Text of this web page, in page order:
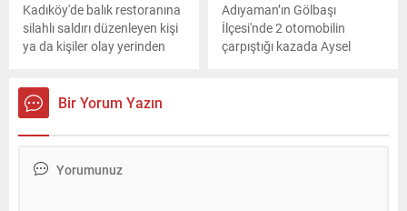
Kadıköy'de balık restoranına
silahlı saldırı düzenleyen kişi
ya da kişiler olay yerinden
restoranda hasar oluştu.
Adıyaman’ın Gölbaşı
İlçesi'nde 2 otomobilin
çarpıştığı kazada Aysel
Veysel Coşkun (45), diğer
Bir Yorum Yazın